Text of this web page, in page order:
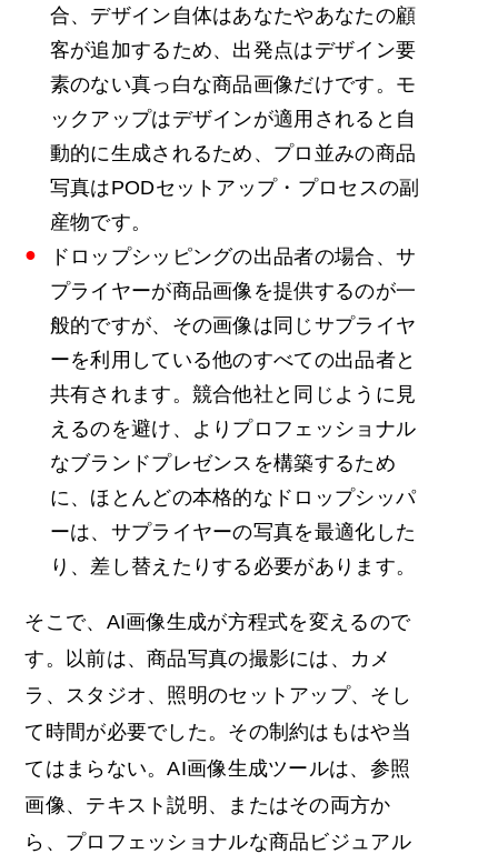
合、デザイン自体はあなたやあなたの顧
客が追加するため、出発点はデザイン要
素のない真っ白な商品画像だけです。モ
ックアップはデザインが適用されると自
動的に生成されるため、プロ並みの商品
写真はPODセットアップ・プロセスの副
産物です。
ドロップシッピングの出品者の場合、サ
プライヤーが商品画像を提供するのが一
般的ですが、その画像は同じサプライヤ
ーを利用している他のすべての出品者と
共有されます。競合他社と同じように見
えるのを避け、よりプロフェッショナル
なブランドプレゼンスを構築するため
に、ほとんどの本格的なドロップシッパ
ーは、サプライヤーの写真を最適化した
り、差し替えたりする必要があります。
そこで、AI画像生成が方程式を変えるので
す。以前は、商品写真の撮影には、カメ
ラ、スタジオ、照明のセットアップ、そし
て時間が必要でした。その制約はもはや当
てはまらない。AI画像生成ツールは、参照
画像、テキスト説明、またはその両方か
ら、プロフェッショナルな商品ビジュアル